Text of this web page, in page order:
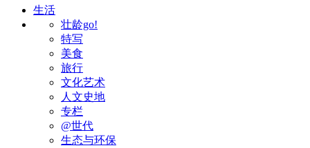
生活
壮龄go!
特写
美食
旅行
文化艺术
人文史地
专栏
@世代
生态与环保